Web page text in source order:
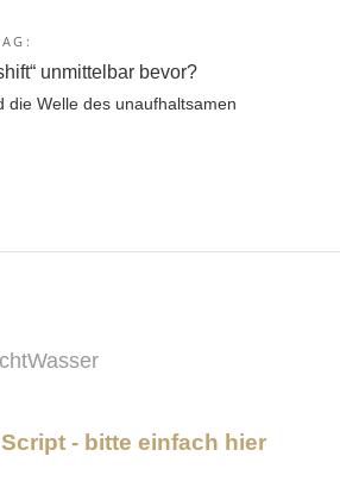
unmittelbar bevor?
die Welle des unaufhaltsamen
- bitte einfach hier